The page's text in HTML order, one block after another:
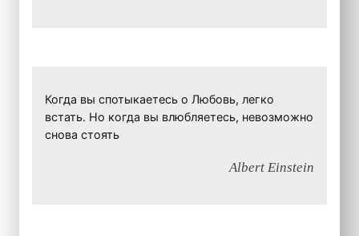
Когда вы спотыкаетесь о Любовь, легко
встать. Но когда вы влюбляетесь, невозможно
снова стоять
Albert Einstein